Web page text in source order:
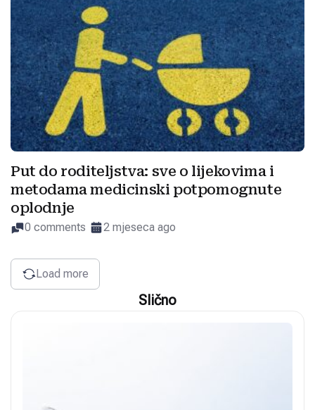
Put do roditeljstva: sve o lijekovima i
metodama medicinski potpomognute
oplodnje
0 comments 2 mjeseca ago
Load more
Slično